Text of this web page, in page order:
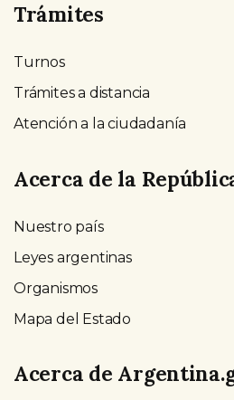
Trámites
Turnos
Trámites a distancia
Atención a la ciudadanía
Acerca de la
Nuestro país
Leyes argentinas
Organismos
Mapa del Estado
Acerca de